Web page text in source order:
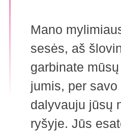
Mano
sesės, aš
garbinate
jumis, per
dalyvauju jūsų
ryšyje. Jūs